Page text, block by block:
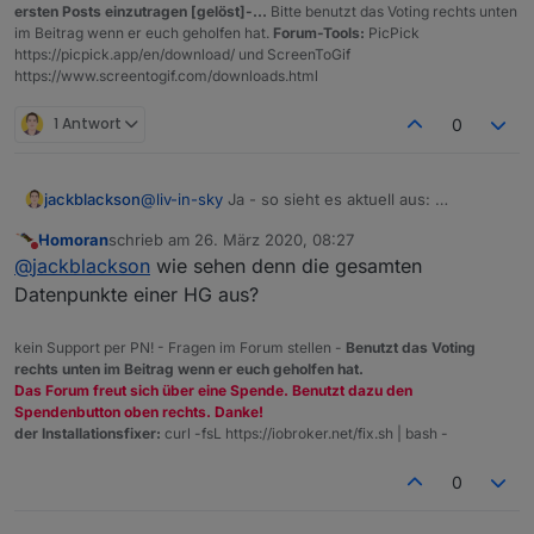
ersten Posts einzutragen [gelöst]-... Bitte benutzt das Voting rechts unten
im Beitrag wenn er euch geholfen hat. Forum-Tools: PicPick
https://picpick.app/en/download/ und ScreenToGif
https://www.screentogif.com/downloads.html
1 Antwort 0
jackblackson@liv-in-sky Ja - so sieht es aktuell aus:
Es ist alles gut, nur die Heizgruppen (die letzten
4 mit HG) sollten aus meiner Sicht nicht drinnen
sein, da alle Komponenten schon oben dabei
sind (ja, die HG Bad ist rot, obwohl keine
Forschen wieso, da ist irgendwo noch ein anders
Nicht stören
Homoranschrieb am 26. März 2020, 08:27
zuletzt editiert von
@jackblackson wie sehen denn die gesamten
Datenpunkte einer HG aus?
kein Support per PN! - Fragen im Forum stellen - Benutzt das Voting
rechts unten im Beitrag wenn er euch geholfen hat.
Das Forum freut sich über eine Spende. Benutzt dazu den
Spendenbutton oben rechts. Danke!
der Installationsfixer: curl -fsL https://iobroker.net/fix.sh | bash -
0